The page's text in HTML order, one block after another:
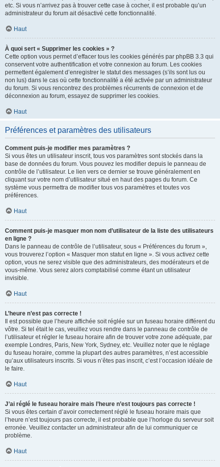
etc. Si vous n’arrivez pas à trouver cette case à cocher, il est probable qu’un
administrateur du forum ait désactivé cette fonctionnalité.
Haut
À quoi sert « Supprimer les cookies » ?
Cette option vous permet d’effacer tous les cookies générés par phpBB 3.3 qui
conservent votre authentification et votre connexion au forum. Les cookies
permettent également d’enregistrer le statut des messages (s’ils sont lus ou
non lus) dans le cas où cette fonctionnalité a été activée par un administrateur
du forum. Si vous rencontrez des problèmes récurrents de connexion et de
déconnexion au forum, essayez de supprimer les cookies.
Haut
Préférences et paramètres des utilisateurs
Comment puis-je modifier mes paramètres ?
Si vous êtes un utilisateur inscrit, tous vos paramètres sont stockés dans la
base de données du forum. Vous pouvez les modifier depuis le panneau de
contrôle de l’utilisateur. Le lien vers ce dernier se trouve généralement en
cliquant sur votre nom d’utilisateur situé en haut des pages du forum. Ce
système vous permettra de modifier tous vos paramètres et toutes vos
préférences.
Haut
Comment puis-je masquer mon nom d’utilisateur de la liste des utilisateurs
en ligne ?
Dans le panneau de contrôle de l’utilisateur, sous « Préférences du forum »,
vous trouverez l’option « Masquer mon statut en ligne ». Si vous activez cette
option, vous ne serez visible que des administrateurs, des modérateurs et de
vous-même. Vous serez alors comptabilisé comme étant un utilisateur
invisible.
Haut
L’heure n’est pas correcte !
Il est possible que l’heure affichée soit réglée sur un fuseau horaire différent du
vôtre. Si tel était le cas, veuillez vous rendre dans le panneau de contrôle de
l’utilisateur et régler le fuseau horaire afin de trouver votre zone adéquate, par
exemple Londres, Paris, New York, Sydney, etc. Veuillez noter que le réglage
du fuseau horaire, comme la plupart des autres paramètres, n’est accessible
qu’aux utilisateurs inscrits. Si vous n’êtes pas inscrit, c’est l’occasion idéale de
le faire.
Haut
J’ai réglé le fuseau horaire mais l’heure n’est toujours pas correcte !
Si vous êtes certain d’avoir correctement réglé le fuseau horaire mais que
l’heure n’est toujours pas correcte, il est probable que l’horloge du serveur soit
erronée. Veuillez contacter un administrateur afin de lui communiquer ce
problème.
Haut